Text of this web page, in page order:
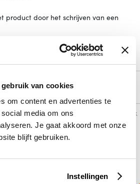
van cookies
om content en advertenties te
media om ons
Je gaat akkoord met onze
blijft gebruiken.
Instellingen
product door het schrijven van een
Vergelijk